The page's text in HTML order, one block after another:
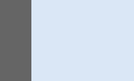
Tusen tack för
Jag är glad att
inte var helt
Ej fått varan som sagt.